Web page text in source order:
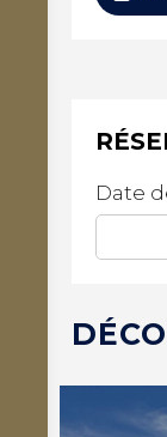
Date